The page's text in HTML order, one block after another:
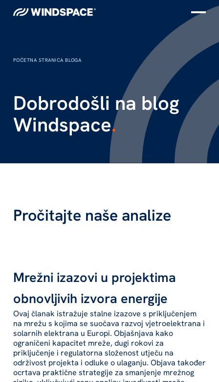
POČETNA STRANICA BLOGA
Dobrodošli na blog
Windspace.
Pročitajte naše analize
Mrežni izazovi u projektima
obnovljivih izvora energije
‍Ovaj članak istražuje stalne izazove s priključenjem
na mrežu s kojima se suočava razvoj vjetroelektrana i
solarnih elektrana u Europi. Objašnjava kako
ograničeni kapacitet mreže, dugi rokovi za
priključenje i regulatorna složenost utječu na
održivost projekta i odluke o ulaganju. Objava također
ocrtava praktične strategije za smanjenje mrežnog